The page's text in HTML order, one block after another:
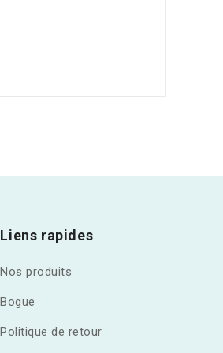
Liens rapides
Nos produits
Bogue
Politique de retour